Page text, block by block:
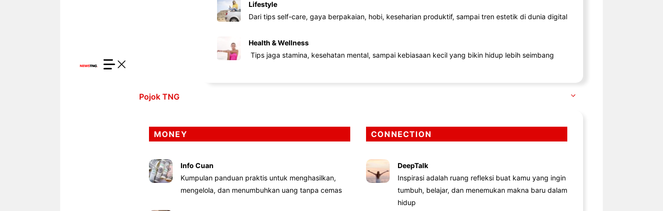
Lifestyle
Dari tips self-care, gaya berpakaian, hobi, keseharian produktif, sampai tren estetik di dunia digital
Health & Wellness
Tips jaga stamina, kesehatan mental, sampai kebiasaan kecil yang bikin hidup lebih seimbang
Pojok TNG
MONEY
Info Cuan
Kumpulan panduan praktis untuk menghasilkan,
mengelola, dan menumbuhkan uang tanpa cemas
CONNECTION
DeepTalk
Inspirasi adalah ruang refleksi buat kamu yang ingin
tumbuh, belajar, dan menemukan makna baru dalam
hidup